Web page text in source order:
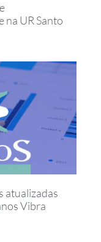
UR Santo
atualizadas
Vibra